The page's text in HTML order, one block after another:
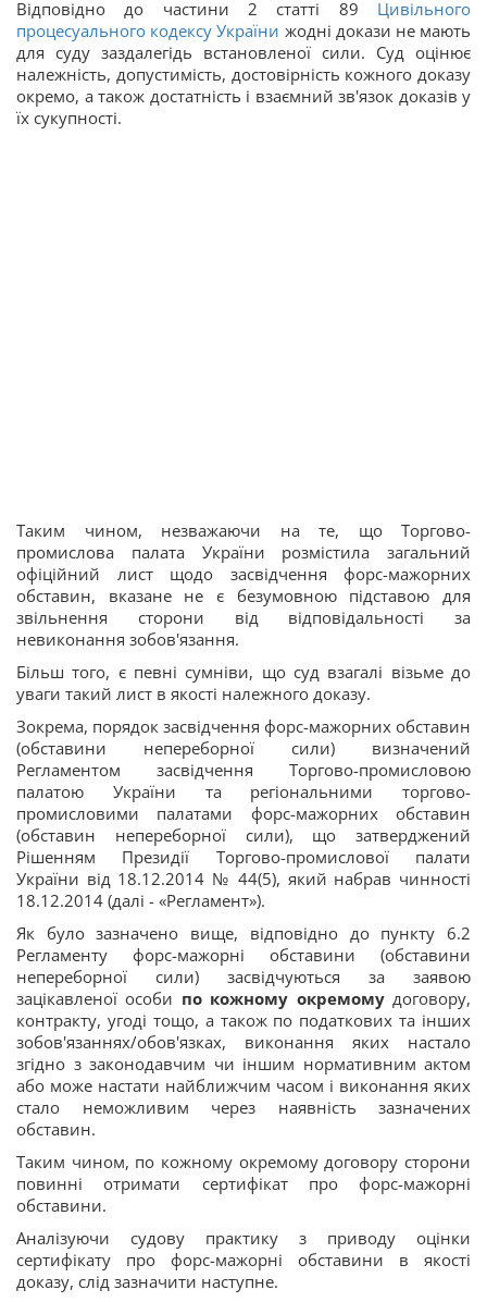
Відповідно до частини 2 статті 89 Цивільного
процесуального кодексу України жодні докази не мають
для суду заздалегідь встановленої сили. Суд оцінює
належність, допустимість, достовірність кожного доказу
окремо, а також достатність і взаємний зв'язок доказів у
їх сукупності.
Таким чином, незважаючи на те, що Торгово-
промислова палата України розмістила загальний
офіційний лист щодо засвідчення форс-мажорних
обставин, вказане не є безумовною підставою для
звільнення сторони від відповідальності за
невиконання зобов'язання.
Більш того, є певні сумніви, що суд взагалі візьме до
уваги такий лист в якості належного доказу.
Зокрема, порядок засвідчення форс-мажорних обставин
(обставини непереборної сили) визначений
Регламентом засвідчення Торгово-промисловою
палатою України та регіональними торгово-
промисловими палатами форс-мажорних обставин
(обставин непереборної сили), що затверджений
Рішенням Президії Торгово-промислової палати
України від 18.12.2014 № 44(5), який набрав чинності
18.12.2014 (далі - «Регламент»).
Як було зазначено вище, відповідно до пункту 6.2
Регламенту форс-мажорні обставини (обставини
непереборної сили) засвідчуються за заявою
зацікавленої особи по кожному окремомудоговору,
контракту, угоді тощо, а також по податкових та інших
зобов'язаннях/обов'язках, виконання яких настало
згідно з законодавчим чи іншим нормативним актом
або може настати найближчим часом і виконання яких
стало неможливим через наявність зазначених
обставин.
Таким чином, по кожному окремому договору сторони
повинні отримати сертифікат про форс-мажорні
обставини.
Аналізуючи судову практику з приводу оцінки
сертифікату про форс-мажорні обставини в якості
доказу, слід зазначити наступне.